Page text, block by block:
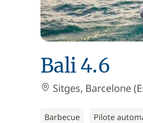
Bali 4.6
Sitges, Barcelone
Barbecue Pilote